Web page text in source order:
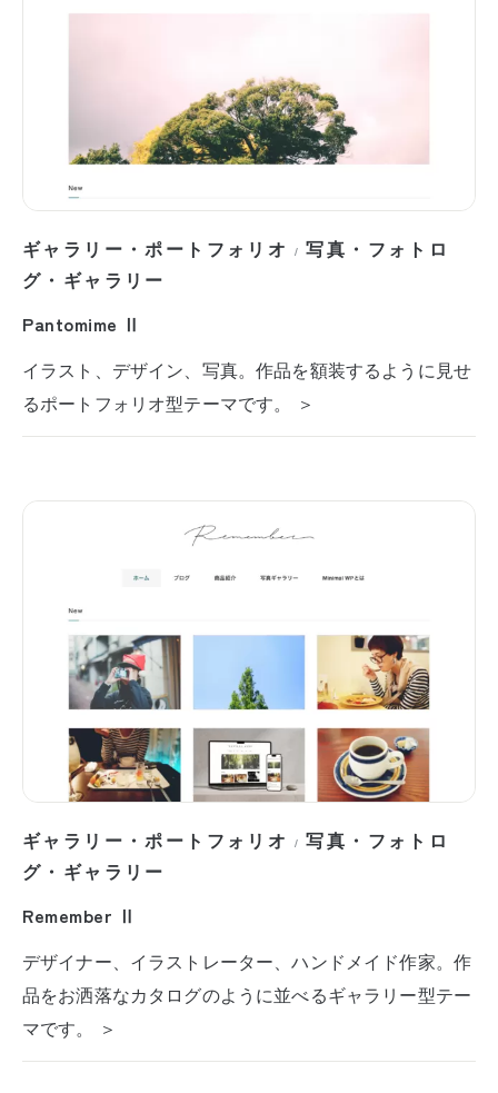
ギャラリー・ポートフォリオ /写真・フォトロ
グ・ギャラリー
Pantomime Ⅱ
イラスト、デザイン、写真。作品を額装するように見せ
るポートフォリオ型テーマです。 ＞
ギャラリー・ポートフォリオ /写真・フォトロ
グ・ギャラリー
Remember Ⅱ
デザイナー、イラストレーター、ハンドメイド作家。作
品をお洒落なカタログのように並べるギャラリー型テー
マです。 ＞